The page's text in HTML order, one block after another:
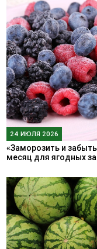
24 ИЮЛЯ 2026
«Заморозить и
месяц для ягодных